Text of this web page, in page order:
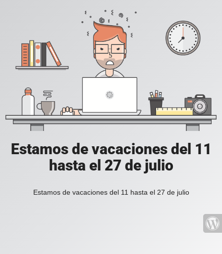
Estamos de vacaciones del 11
hasta el 27 de julio
Estamos de vacaciones del 11 hasta el 27 de julio